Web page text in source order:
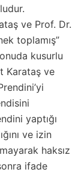
ve Prof. Dr.
toplamış”
kusurlu
Karataş ve
yaptığı
ve izin
haksız
ifade